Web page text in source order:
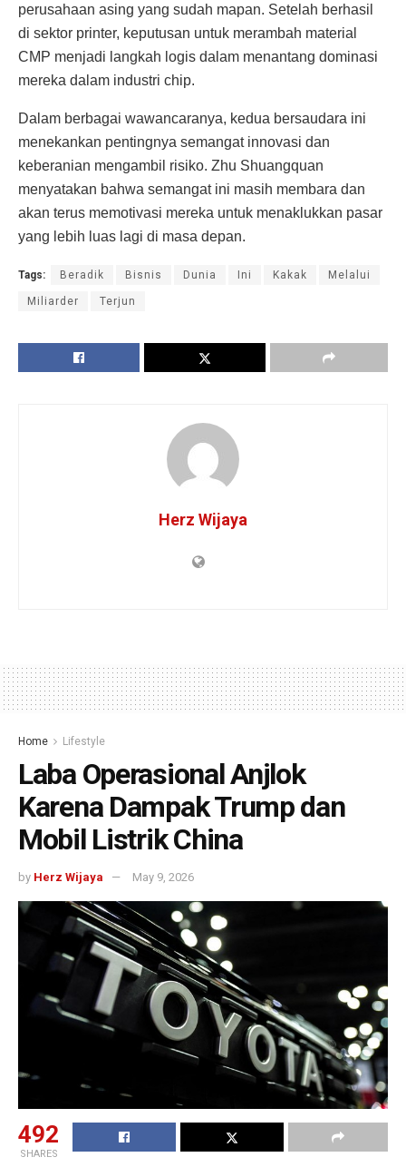
perusahaan asing yang sudah mapan. Setelah berhasil
di sektor printer, keputusan untuk merambah material
CMP menjadi langkah logis dalam menantang dominasi
mereka dalam industri chip.
Dalam berbagai wawancaranya, kedua bersaudara ini
menekankan pentingnya semangat innovasi dan
keberanian mengambil risiko. Zhu Shuangquan
menyatakan bahwa semangat ini masih membara dan
akan terus memotivasi mereka untuk menaklukkan pasar
yang lebih luas lagi di masa depan.
Tags: Beradik Bisnis Dunia Ini Kakak Melalui
Miliarder Terjun
Herz Wijaya
Home Lifestyle
Laba Operasional Anjlok
Karena Dampak Trump dan
Mobil Listrik China
by Herz Wijaya May 9, 2026
492
SHARES